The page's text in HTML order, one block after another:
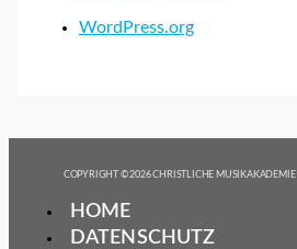
WordPress.org
COPYRIGHT © 2026 CHRISTLICHE MUSIKAKADEMIE
HOME
DATENSCHUTZ